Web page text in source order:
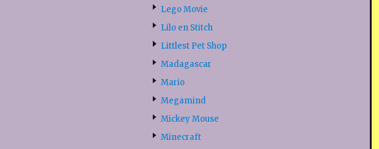
Lego Movie
Lilo en Stitch
Littlest Pet Shop
Madagascar
Mario
Megamind
Mickey Mouse
Minecraft